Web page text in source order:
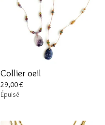
Collier oeil
29,00€
Épuisé